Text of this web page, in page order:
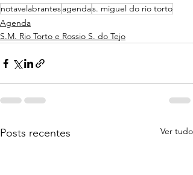
notavelabrantesagendas. miguel do rio torto
Agenda
S.M. Rio Torto e Rossio S. do Tejo
Posts recentes Ver tudo